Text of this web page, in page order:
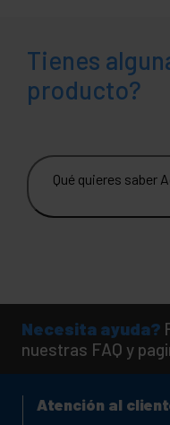
Tienes
producto?
Qué quieres saber
Necesita ayuda?
nuestras FAQ y
Atención al